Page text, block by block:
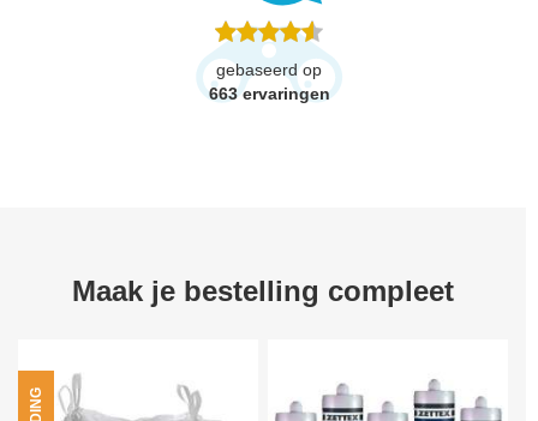
gebaseerd op
663 ervaringen
Maak je bestelling compleet